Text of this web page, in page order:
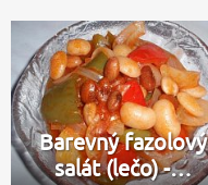
Barevný fazolový
salát (lečo) -…